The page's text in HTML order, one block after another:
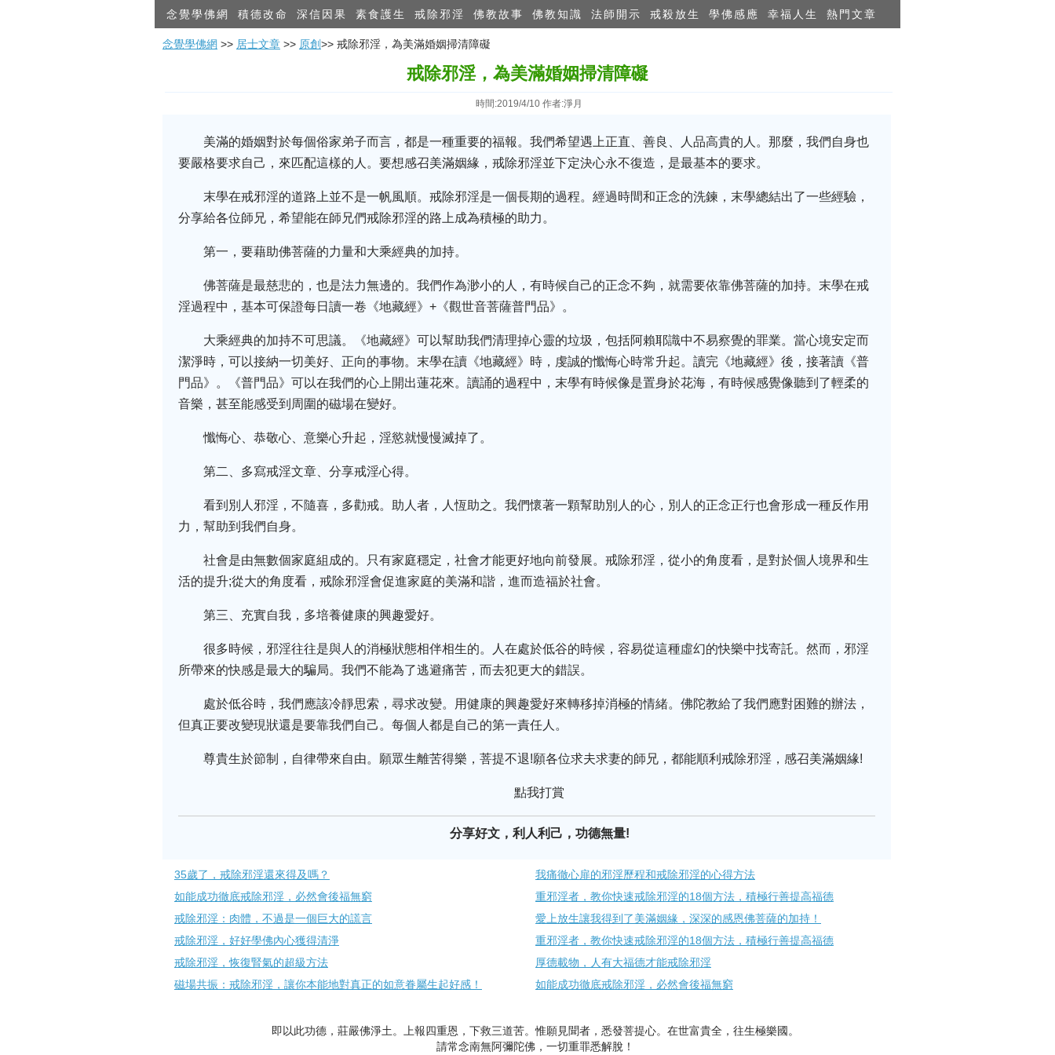
念覺學佛網 積德改命 深信因果 素食護生 戒除邪淫 佛教故事 佛教知識 法師開示 戒殺放生 學佛感應 幸福人生 熱門文章
念覺學佛網 >> 居士文章 >> 原創>> 戒除邪淫，為美滿婚姻掃清障礙
戒除邪淫，為美滿婚姻掃清障礙
時間:2019/4/10 作者:淨月
美滿的婚姻對於每個俗家弟子而言，都是一種重要的福報。我們希望遇上正直、善良、人品高貴的人。那麼，我們自身也
要嚴格要求自己，來匹配這樣的人。要想感召美滿姻緣，戒除邪淫並下定決心永不復造，是最基本的要求。
末學在戒邪淫的道路上並不是一帆風順。戒除邪淫是一個長期的過程。經過時間和正念的洗鍊，末學總結出了一些經驗，
分享給各位師兄，希望能在師兄們戒除邪淫的路上成為積極的助力。
第一，要藉助佛菩薩的力量和大乘經典的加持。
佛菩薩是最慈悲的，也是法力無邊的。我們作為渺小的人，有時候自己的正念不夠，就需要依靠佛菩薩的加持。末學在戒
淫過程中，基本可保證每日讀一卷《地藏經》+《觀世音菩薩普門品》。
大乘經典的加持不可思議。《地藏經》可以幫助我們清理掉心靈的垃圾，包括阿賴耶識中不易察覺的罪業。當心境安定而
潔淨時，可以接納一切美好、正向的事物。末學在讀《地藏經》時，虔誠的懺悔心時常升起。讀完《地藏經》後，接著讀《普
門品》。《普門品》可以在我們的心上開出蓮花來。讀誦的過程中，末學有時候像是置身於花海，有時候感覺像聽到了輕柔的
音樂，甚至能感受到周圍的磁場在變好。
懺悔心、恭敬心、意樂心升起，淫慾就慢慢滅掉了。
第二、多寫戒淫文章、分享戒淫心得。
看到別人邪淫，不隨喜，多勸戒。助人者，人恆助之。我們懷著一顆幫助別人的心，別人的正念正行也會形成一種反作用
力，幫助到我們自身。
社會是由無數個家庭組成的。只有家庭穩定，社會才能更好地向前發展。戒除邪淫，從小的角度看，是對於個人境界和生
活的提升;從大的角度看，戒除邪淫會促進家庭的美滿和諧，進而造福於社會。
第三、充實自我，多培養健康的興趣愛好。
很多時候，邪淫往往是與人的消極狀態相伴相生的。人在處於低谷的時候，容易從這種虛幻的快樂中找寄託。然而，邪淫
所帶來的快感是最大的騙局。我們不能為了逃避痛苦，而去犯更大的錯誤。
處於低谷時，我們應該冷靜思索，尋求改變。用健康的興趣愛好來轉移掉消極的情緒。佛陀教給了我們應對困難的辦法，
但真正要改變現狀還是要靠我們自己。每個人都是自己的第一責任人。
尊貴生於節制，自律帶來自由。願眾生離苦得樂，菩提不退!願各位求夫求妻的師兄，都能順利戒除邪淫，感召美滿姻緣!
點我打賞
分享好文，利人利己，功德無量!
35歲了，戒除邪淫還來得及嗎？
我痛徹心扉的邪淫歷程和戒除邪淫的心得方法
如能成功徹底戒除邪淫，必然會後福無窮
重邪淫者，教你快速戒除邪淫的18個方法，積極行善提高福德
戒除邪淫：肉體，不過是一個巨大的謊言
愛上放生讓我得到了美滿姻緣，深深的感恩佛菩薩的加持！
戒除邪淫，好好學佛內心獲得清淨
重邪淫者，教你快速戒除邪淫的18個方法，積極行善提高福德
戒除邪淫，恢復腎氣的超級方法
厚德載物，人有大福德才能戒除邪淫
磁場共振：戒除邪淫，讓你本能地對真正的如意眷屬生起好感！
如能成功徹底戒除邪淫，必然會後福無窮
即以此功德，莊嚴佛淨土。上報四重恩，下救三道苦。惟願見聞者，悉發菩提心。在世富貴全，往生極樂國。
請常念南無阿彌陀佛，一切重罪悉解脫！